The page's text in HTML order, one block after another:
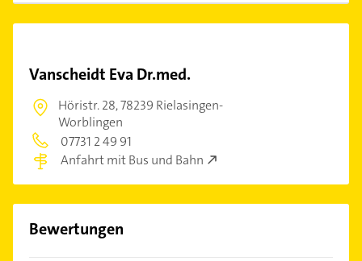
Vanscheidt Eva Dr.med.
Höristr. 28,78239 Rielasingen-
Worblingen
07731 2 49 91
Anfahrt mit Bus und Bahn
Bewertungen